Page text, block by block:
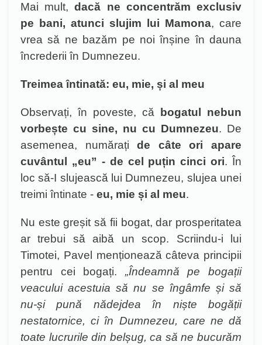
Mai mult,dacă ne concentrăm exclusiv
pe bani, atunci slujim lui Mamona, care
vrea să ne bazăm pe noi înșine în dauna
încrederii în Dumnezeu.
Treimea întinată: eu, mie, și al meu
Observați, în poveste, că
bogatul nebun
vorbește cu sine, nu cu Dumnezeu. De
asemenea, numărațide câte ori apare
cuvântul „eu” - de cel puțin cinci ori. În
loc să-I slujească lui Dumnezeu, slujea unei
treimi întinate - eu, mie și al meu.
Nu este greșit să fii bogat, dar prosperitatea
ar trebui să aibă un scop. Scriindu-i lui
Timotei, Pavel menționează câteva principii
pentru cei bogați. „Îndeamnă pe bogații
veacului acestuia să nu se îngâmfe și să
nu-și pună nădejdea în niște bogății
nestatornice, ci în Dumnezeu, care ne dă
toate lucrurile din belșug, ca să ne bucurăm